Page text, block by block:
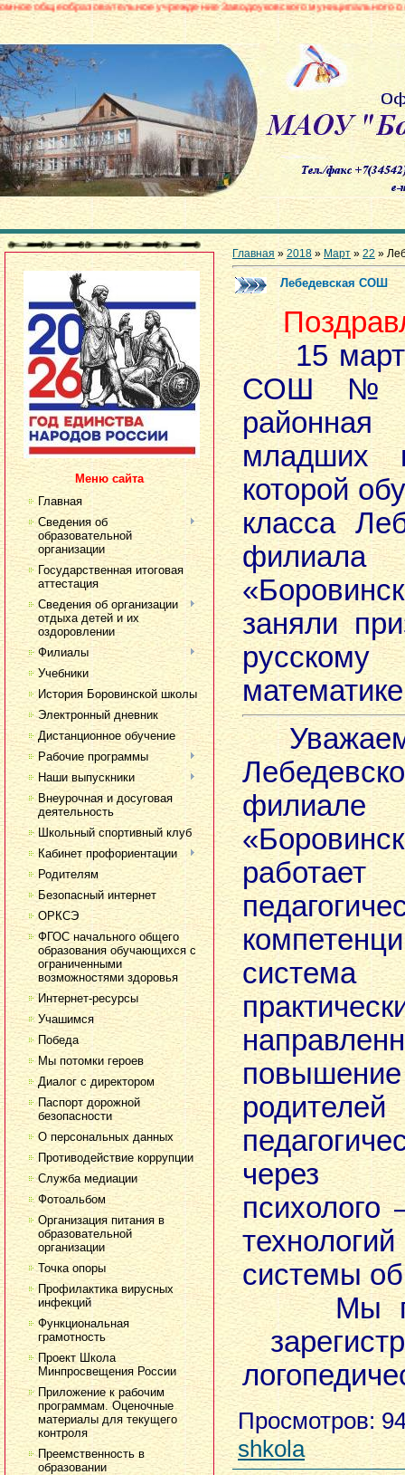
учреждение Заводоуковского муниципального округа
Меню сайта
Главная
Сведения об
образовательной
организации
Государственная итоговая
аттестация
Сведения об организации
отдыха детей и их
оздоровлении
Филиалы
Учебники
История Боровинской школы
Электронный дневник
Дистанционное обучение
Рабочие программы
Наши выпускники
Внеурочная и досуговая
деятельность
Школьный спортивный клуб
Кабинет профориентации
Родителям
Безопасный интернет
ОРКСЭ
ФГОС начального общего
образования обучающихся с
ограниченными
возможностями здоровья
Интернет-ресурсы
Учашимся
Победа
Мы потомки героев
Диалог с директором
Паспорт дорожной
безопасности
О персональных данных
Противодействие коррупции
Служба медиации
Фотоальбом
Организация питания в
образовательной
организации
Точка опоры
Профилактика вирусных
инфекций
Функциональная
грамотность
Проект Школа
Минпросвещения России
Приложение к рабочим
программам. Оценочные
материалы для текущего
контроля
Преемственность в
образовании
Главная »2018 » Март » 22 »
Лебедевская СОШ
15
СОШ № 4
младших
которой
класса
заняли
система
повышение
через
психолого
системы
Мы
Просмотров:
shkola